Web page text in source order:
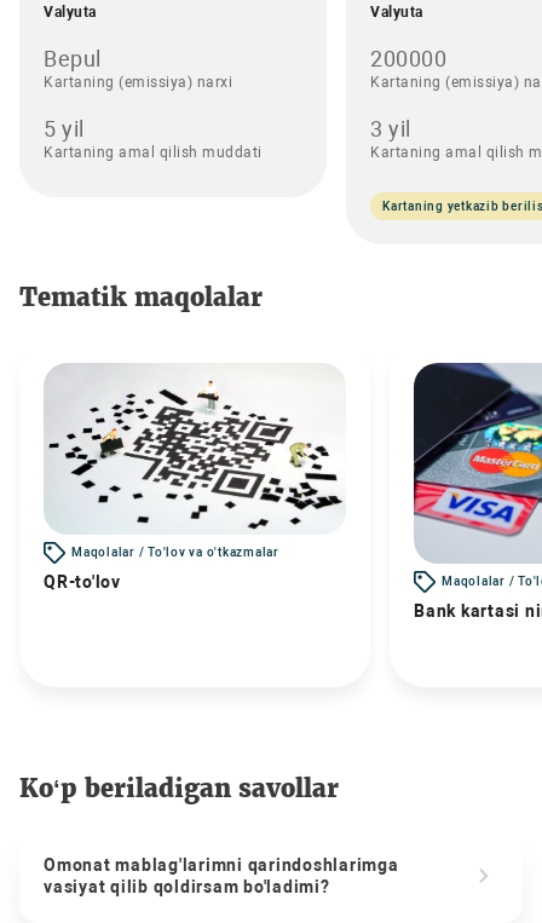
Valyuta
Bepul
Kartaning (emissiya) narxi
5 yil
Kartaning amal qilish muddati
Valyuta
200000
Kartaning (emissiya)
3 yil
Kartaning amal qilish
Kartaning yetkazib
Tematik maqolalar
Maqolalar / To'lov va o'tkazmalar
QR-to'lov Maqolalar /
Bank kartasi
Ko‘p beriladigan savollar
Omonat mablag'larimni qarindoshlarimga
vasiyat qilib qoldirsam bo'ladimi?